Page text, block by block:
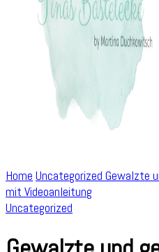
Home Uncategorized Gewalzte
mit Videoanleitung
Uncategorized